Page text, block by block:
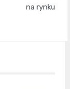
na rynku